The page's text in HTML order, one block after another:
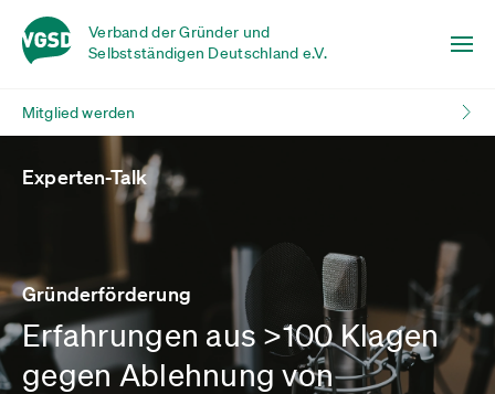
Verband der Gründer und
Selbstständigen Deutschland e.V.
Mitglied werden
Experten-Talk
Gründerförderung
Erfahrungen aus >100 Klagen
gegen Ablehnung von